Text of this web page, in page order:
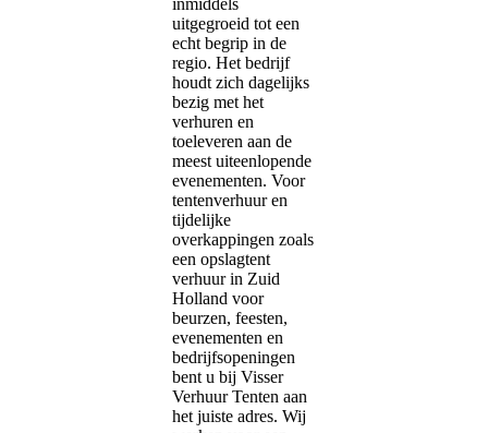
inmiddels
uitgegroeid tot een
echt begrip in de
regio. Het bedrijf
houdt zich dagelijks
bezig met het
verhuren en
toeleveren aan de
meest uiteenlopende
evenementen. Voor
tentenverhuur en
tijdelijke
overkappingen zoals
een opslagtent
verhuur in Zuid
Holland voor
beurzen, feesten,
evenementen en
bedrijfsopeningen
bent u bij Visser
Verhuur Tenten aan
het juiste adres. Wij